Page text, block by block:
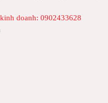
doanh: 0902433628